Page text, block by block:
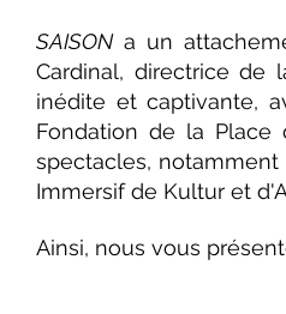
SAISONa un
Cardinal, directrice de
inédite et captivante,
Fondation de la Place
spectacles, notamment
Immersif de Kultur et
Ainsi, nous vous